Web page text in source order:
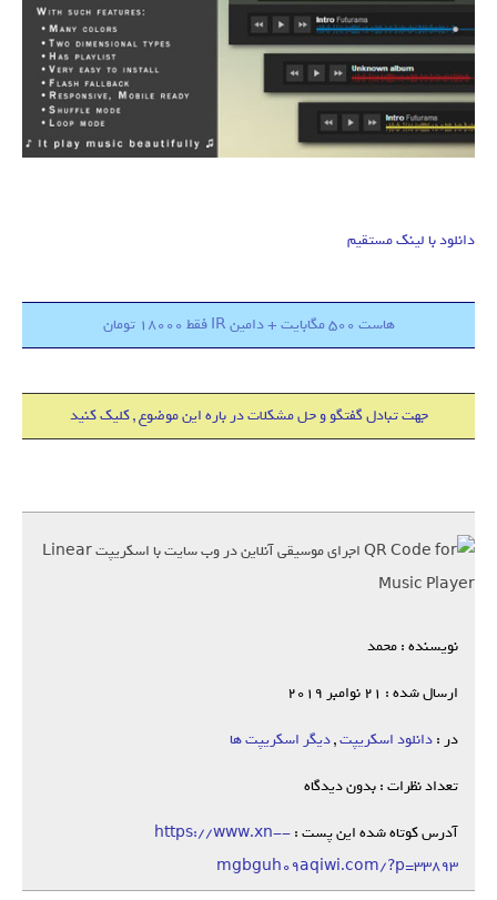
دانلود با لینک مستقیم
هاست 500 مگابایت + دامین IR فقط 18000 تومان
جهت تبادل گفتگو و حل مشکلات در باره این موضوع , کلیک کنید
نویسنده : محمد
ارسال شده : 21 نوامبر 2019
در :دانلود اسکریپت,دیگر اسکریپت ها
تعداد نظرات : بدون دیدگاه
آدرس کوتاه شده این پست :https://www.xn--
mgbguh09aqiwi.com/?p=33893